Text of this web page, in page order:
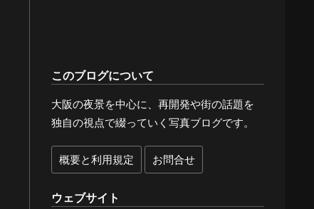
このブログについて
大阪の夜景を中心に、再開発や街の話題を
独自の視点で綴っていく写真ブログです。
概要と利用規定 お問合せ
ウェブサイト